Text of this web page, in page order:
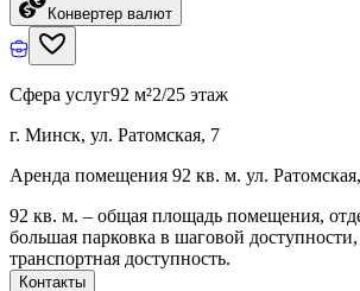
Конвертер валют
Сфера услуг92 м²2/25 этаж
г. Минск, ул. Ратомская, 7
Аренда помещения 92 кв. м. ул.
92 кв. м. – общая площадь помещения,
большая парковка в шаговой
транспортная доступность.
Контакты